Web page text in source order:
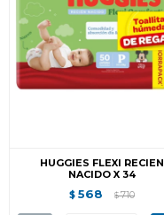
HUGGIES FLEXI RECIEN
NACIDO X 34
$ 568 $ 710